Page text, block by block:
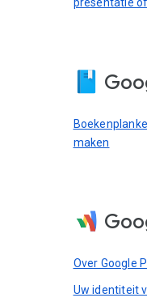
maken
Over Google
Uw identiteit